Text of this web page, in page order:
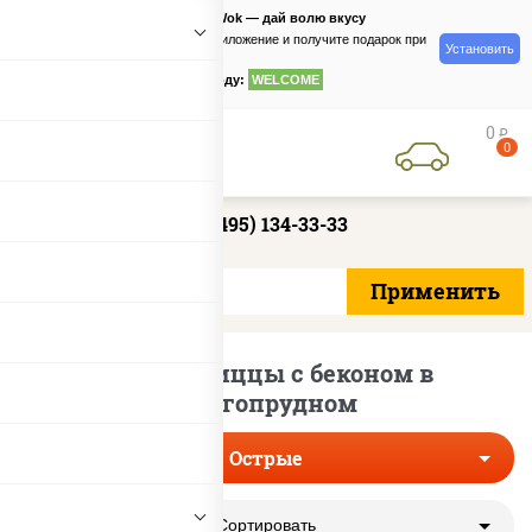
PizzaSushiWok — дай волю вкусу
Скачайте приложение и получите подарок при
по промокоду: WELCOME
Установить
0 руб
0
+7 (495) 134-33-33
Острые пиццы с беконом в
Долгопрудном
Острые
Сортировать